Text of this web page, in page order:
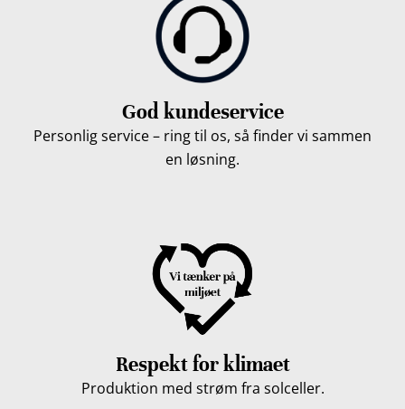
God kundeservice
Personlig service – ring til os, så finder vi sammen
en løsning.
Respekt for klimaet
Produktion med strøm fra solceller.